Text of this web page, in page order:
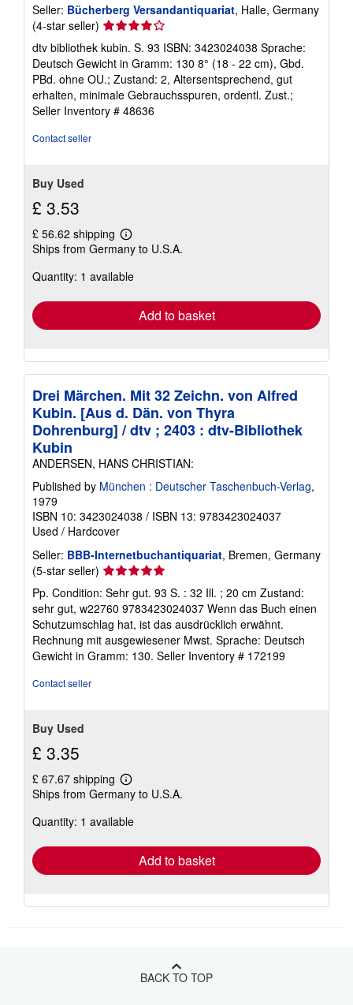
Seller: Bücherberg Versandantiquariat, Halle, Germany
(4-star seller) Seller
rating
4
out
of
5
stars
dtv bibliothek kubin. S. 93 ISBN: 3423024038 Sprache:
Deutsch Gewicht in Gramm: 130 8° (18 - 22 cm), Gbd.
PBd. ohne OU.; Zustand: 2, Altersentsprechend, gut
erhalten, minimale Gebrauchsspuren, ordentl. Zust.;
Seller Inventory # 48636
Contact seller
Buy Used
£ 3.53
£ 56.62 shipping
Learn
more
shipping
Ships from Germany to U.S.A.
Quantity: 1 available
Add to basket
Drei Märchen. Mit 32 Zeichn. von Alfred
Kubin. [Aus d. Dän. von Thyra
Dohrenburg] / dtv ; 2403 : dtv-Bibliothek
Kubin
ANDERSEN, HANS CHRISTIAN:
Published by München : Deutscher Taschenbuch-Verlag,
1979
ISBN 10: 3423024038 / ISBN 13: 9783423024037
Used / Hardcover
Seller: BBB-Internetbuchantiquariat, Bremen, Germany
(5-star seller) Seller
rating
5
out
of
5
stars
Pp. Condition: Sehr gut. 93 S. : 32 Ill. ; 20 cm Zustand:
sehr gut, w22760 9783423024037 Wenn das Buch einen
Schutzumschlag hat, ist das ausdrücklich erwähnt.
Rechnung mit ausgewiesener Mwst. Sprache: Deutsch
Gewicht in Gramm: 130. Seller Inventory # 172199
Contact seller
Buy Used
£ 3.35
£ 67.67 shipping
Learn
more
shipping
Ships from Germany to U.S.A.
Quantity: 1 available
Add to basket
BACK TO TOP